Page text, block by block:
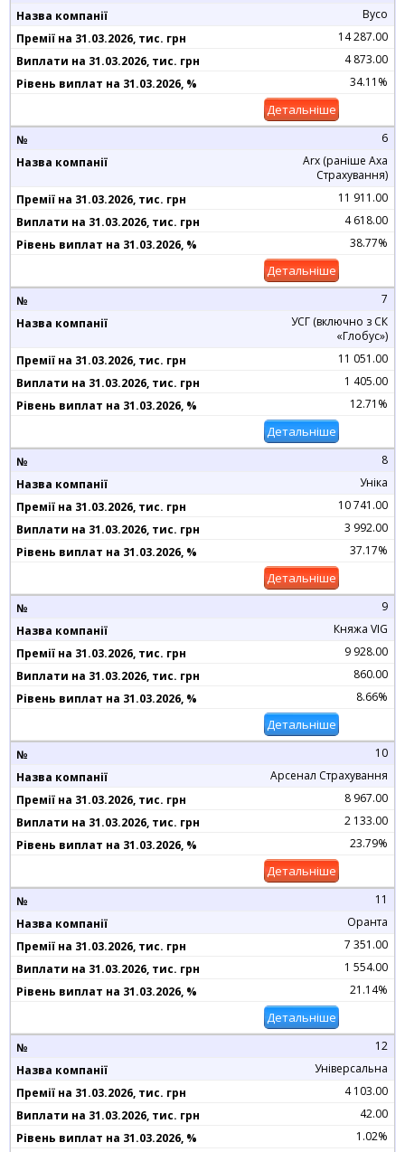
Вусо
14 287.00
4 873.00
34.11%
Детальніше
6
Arx (раніше Axa
Страхування)
11 911.00
4 618.00
38.77%
Детальніше
7
УСГ (включно з СК
«Глобус»)
11 051.00
1 405.00
12.71%
Детальніше
8
Уніка
10 741.00
3 992.00
37.17%
Детальніше
9
Княжа VIG
9 928.00
860.00
8.66%
Детальніше
10
Арсенал Страхування
8 967.00
2 133.00
23.79%
Детальніше
11
Оранта
7 351.00
1 554.00
21.14%
Детальніше
12
Універсальна
4 103.00
42.00
1.02%